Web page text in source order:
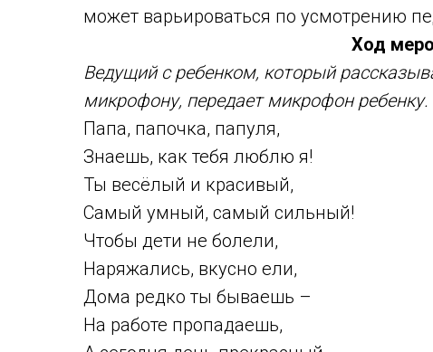
может варьироваться по усмотрению
Ход
Ведущий с ребенком, который
микрофону, передает микрофон ребенку.
Папа, папочка, папуля,
Знаешь, как тебя люблю я!
Ты весёлый и красивый,
Самый умный, самый сильный!
Чтобы дети не болели,
Наряжались, вкусно ели,
Дома редко ты бываешь –
На работе пропадаешь,